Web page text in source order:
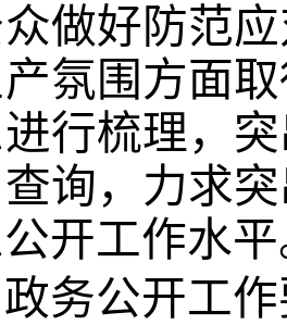
做好防范
氛围方面
行梳理，
询，力求
开工作水
政务公开工